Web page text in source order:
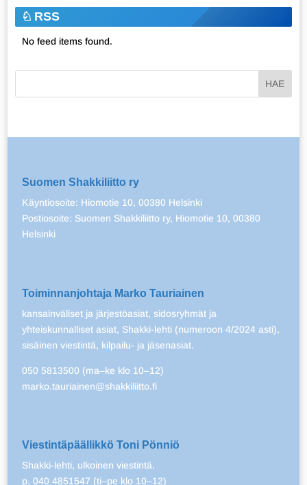
RSS
No feed items found.
Suomen Shakkiliitto ry
Käyntiosoite: Hiomotie 10, 00380 Helsinki
Postiosoite: Suomen Shakkiliitto ry, Hiomotie 10, 00380
Helsinki
Toiminnanjohtaja Marko Tauriainen
kansainväliset ja järjestöasiat, sidosryhmät ja
yhteiskunnalliset asiat, Shakki-lehti (numeroon 4/2024 asti),
sisäinen viestintä, kilpailu- ja jäsenasiat.
050 5813500 (ma–ke klo 10–12)
marko.tauriainen@shakkiliitto.fi
Viestintäpäällikkö Toni Pönniö
Shakki-lehti, ulkoinen viestintä.
p. 040 4851547 (ti–pe klo 10–12)